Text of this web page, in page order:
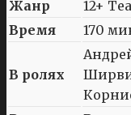
Жанр
12+
Время
170
В ролях